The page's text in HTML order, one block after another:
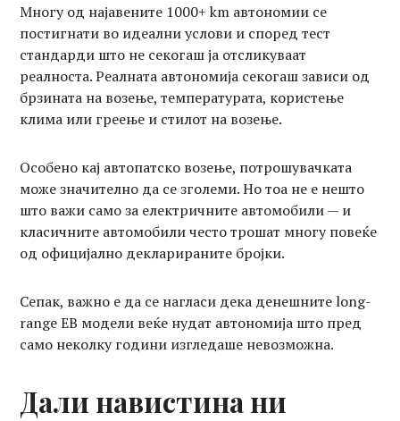
Многу од најавените 1000+ km автономии се
постигнати во идеални услови и според тест
стандарди што не секогаш ја отсликуваат
реалноста. Реалната автономија секогаш зависи од
брзината на возење, температурата, користење
клима или греење и стилот на возење.
Особено кај автопатско возење, потрошувачката
може значително да се зголеми. Но тоа не е нешто
што важи само за електричните автомобили — и
класичните автомобили често трошат многу повеќе
од официјално декларираните бројки.
Сепак, важно е да се нагласи дека денешните long-
range ЕВ модели веќе нудат автономија што пред
само неколку години изгледаше невозможна.
Дали навистина ни